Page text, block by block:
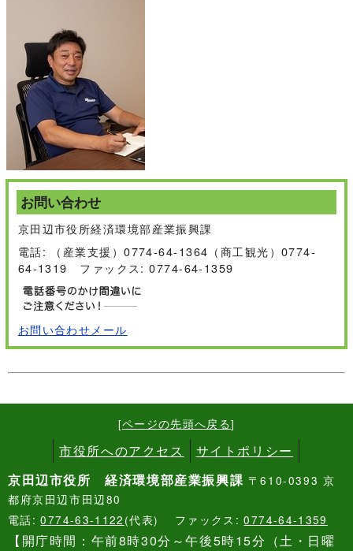
お問い合わせ
京田辺市役所経済環境部産業振興課
電話: （産業支援）0774-64-1364（商工観光）0774-
64-1319 ファックス: 0774-64-1359
お問い合わせメール
[ページの先頭へ戻る]
市役所へのアクセス
サイトポリシー
京田辺市役所 経済環境部産業振興課 〒610-0393 京
都府京田辺市田辺80
電話:0774-63-1122 (代表) ファックス:0774-64-1359
【開庁時間：午前8時30分～午後5時15分（土・日曜